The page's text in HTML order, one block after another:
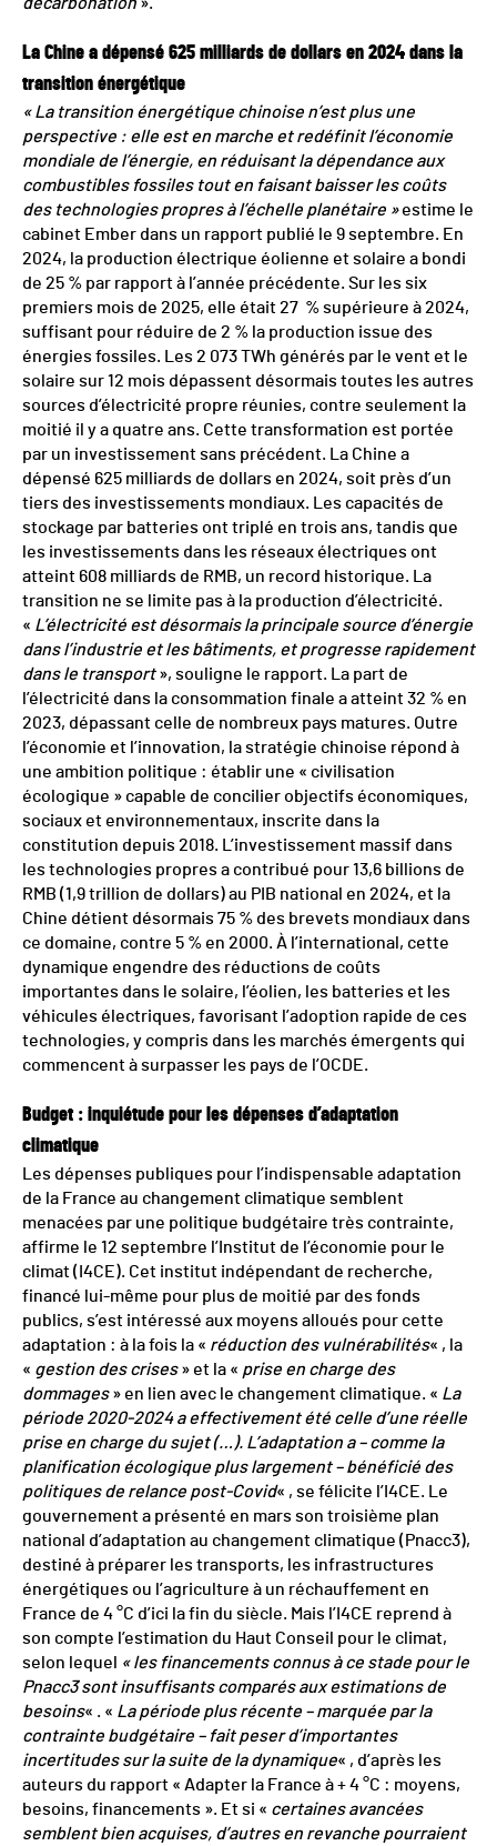
décarbonation ».
La Chine a dépensé 625 milliards de dollars en 2024 dans la
transition énergétique
« La transition énergétique chinoise n’est plus une
perspective : elle est en marche et redéfinit l’économie
mondiale de l’énergie, en réduisant la dépendance aux
combustibles fossiles tout en faisant baisser les coûts
des technologies propres à l’échelle planétaire »estime le
cabinet Ember dans un rapport publié le 9 septembre. En
2024, la production électrique éolienne et solaire a bondi
de 25 % par rapport à l’année précédente. Sur les six
premiers mois de 2025, elle était 27 % supérieure à 2024,
suffisant pour réduire de 2 % la production issue des
énergies fossiles. Les 2 073 TWh générés par le vent et le
solaire sur 12 mois dépassent désormais toutes les autres
sources d’électricité propre réunies, contre seulement la
moitié il y a quatre ans. Cette transformation est portée
par un investissement sans précédent. La Chine a
dépensé 625 milliards de dollars en 2024, soit près d’un
tiers des investissements mondiaux. Les capacités de
stockage par batteries ont triplé en trois ans, tandis que
les investissements dans les réseaux électriques ont
atteint 608 milliards de RMB, un record historique. La
transition ne se limite pas à la production d’électricité.
« L’électricité est désormais la principale source d’énergie
dans l’industrie et les bâtiments, et progresse rapidement
dans le transport», souligne le rapport. La part de
l’électricité dans la consommation finale a atteint 32 % en
2023, dépassant celle de nombreux pays matures. Outre
l’économie et l’innovation, la stratégie chinoise répond à
une ambition politique : établir une « civilisation
écologique » capable de concilier objectifs économiques,
sociaux et environnementaux, inscrite dans la
constitution depuis 2018. L’investissement massif dans
les technologies propres a contribué pour 13,6 billions de
RMB (1,9 trillion de dollars) au PIB national en 2024, et la
Chine détient désormais 75 % des brevets mondiaux dans
ce domaine, contre 5 % en 2000. À l’international, cette
dynamique engendre des réductions de coûts
importantes dans le solaire, l’éolien, les batteries et les
véhicules électriques, favorisant l’adoption rapide de ces
technologies, y compris dans les marchés émergents qui
commencent à surpasser les pays de l’OCDE.
Budget : inquiétude pour les dépenses d’adaptation
climatique
Les dépenses publiques pour l’indispensable adaptation
de la France au changement climatique semblent
menacées par une politique budgétaire très contrainte,
affirme le 12 septembre l’Institut de l’économie pour le
climat (I4CE). Cet institut indépendant de recherche,
financé lui-même pour plus de moitié par des fonds
publics, s’est intéressé aux moyens alloués pour cette
adaptation : à la fois la « réduction des vulnérabilités« , la
« gestion des crises» et la « prise en charge des
dommages» en lien avec le changement climatique. « La
période 2020-2024 a effectivement été celle d’une réelle
prise en charge du sujet (…). L’adaptation a – comme la
planification écologique plus largement – bénéficié des
politiques de relance post-Covid« , se félicite l’I4CE. Le
gouvernement a présenté en mars son troisième plan
national d’adaptation au changement climatique (Pnacc3),
destiné à préparer les transports, les infrastructures
énergétiques ou l’agriculture à un réchauffement en
France de 4 °C d’ici la fin du siècle. Mais l’I4CE reprend à
son compte l’estimation du Haut Conseil pour le climat,
selon lequel
« les financements connus à ce stade pour le
Pnacc3 sont insuffisants comparés aux estimations de
besoins« . « La période plus récente – marquée par la
contrainte budgétaire – fait peser d’importantes
incertitudes sur la suite de la dynamique« , d’après les
auteurs du rapport « Adapter la France à + 4 °C : moyens,
besoins, financements ». Et si « certaines avancées
semblent bien acquises, d’autres en revanche pourraient